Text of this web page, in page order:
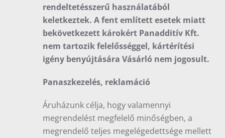
rendeltetésszerű használatából
keletkeztek. A fent említett esetek miatt
bekövetkezett károkért Panadditív Kft.
nem tartozik felelősséggel, kártérítési
igény benyújtására Vásárló nem jogosult.
Panaszkezelés, reklamáció
Áruházunk célja, hogy valamennyi
megrendelést megfelelő minőségben, a
megrendelő teljes megelégedettsége mellett